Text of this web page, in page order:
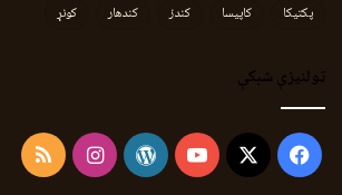
پکتیکا
کاپیسا کندز کندهار کونړ
ټولنیزې شبکې
Facebook
X
YouTube
WordPress
Instagram
RSS